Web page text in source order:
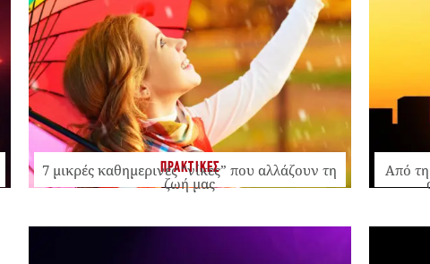
ΠΡΑΚΤΙΚΕΣ
7 μικρές καθημερινές “νίκες” που αλλάζουν τη
ζωή μας
Από